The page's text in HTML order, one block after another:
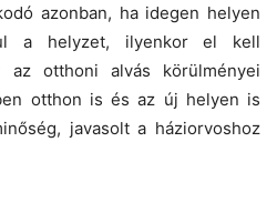
azonban, ha idegen helyen
a helyzet, ilyenkor el kell
az otthoni alvás körülményei
otthon is és az új helyen is
javasolt a háziorvoshoz